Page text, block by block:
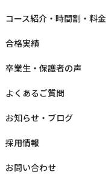
コース紹介・時間割・料⾦
合格実績
卒業⽣‧保護者の声
よくあるご質問
お知らせ‧ブログ
採⽤情報
お問い合わせ